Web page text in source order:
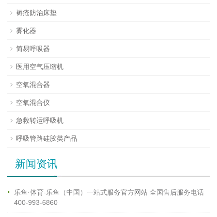
褥疮防治床垫
雾化器
简易呼吸器
医用空气压缩机
空氧混合器
空氧混合仪
急救转运呼吸机
呼吸管路硅胶类产品
新闻资讯
乐鱼·体育-乐鱼（中国）一站式服务官方网站 全国售后服务电话
400-993-6860